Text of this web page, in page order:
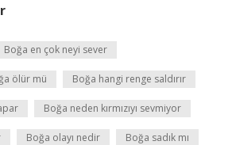
Boğa en çok neyi sever
ölür mü Boğa hangi renge saldırır
Boğa neden kırmızıyı sevmiyor
Boğa olayı nedir Boğa sadık mı